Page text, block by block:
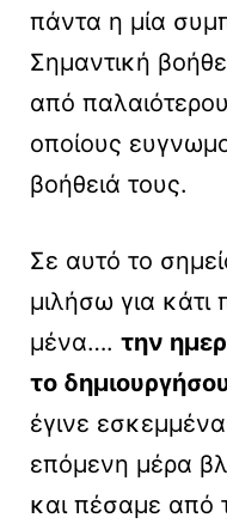
πάντα η μία
Σημαντική
από
οποίους
βοήθειά τους.
Σε αυτό το
μιλήσω για κάτι
μένα…. την
το
έγινε
επόμενη μέρα
και πέσαμε από